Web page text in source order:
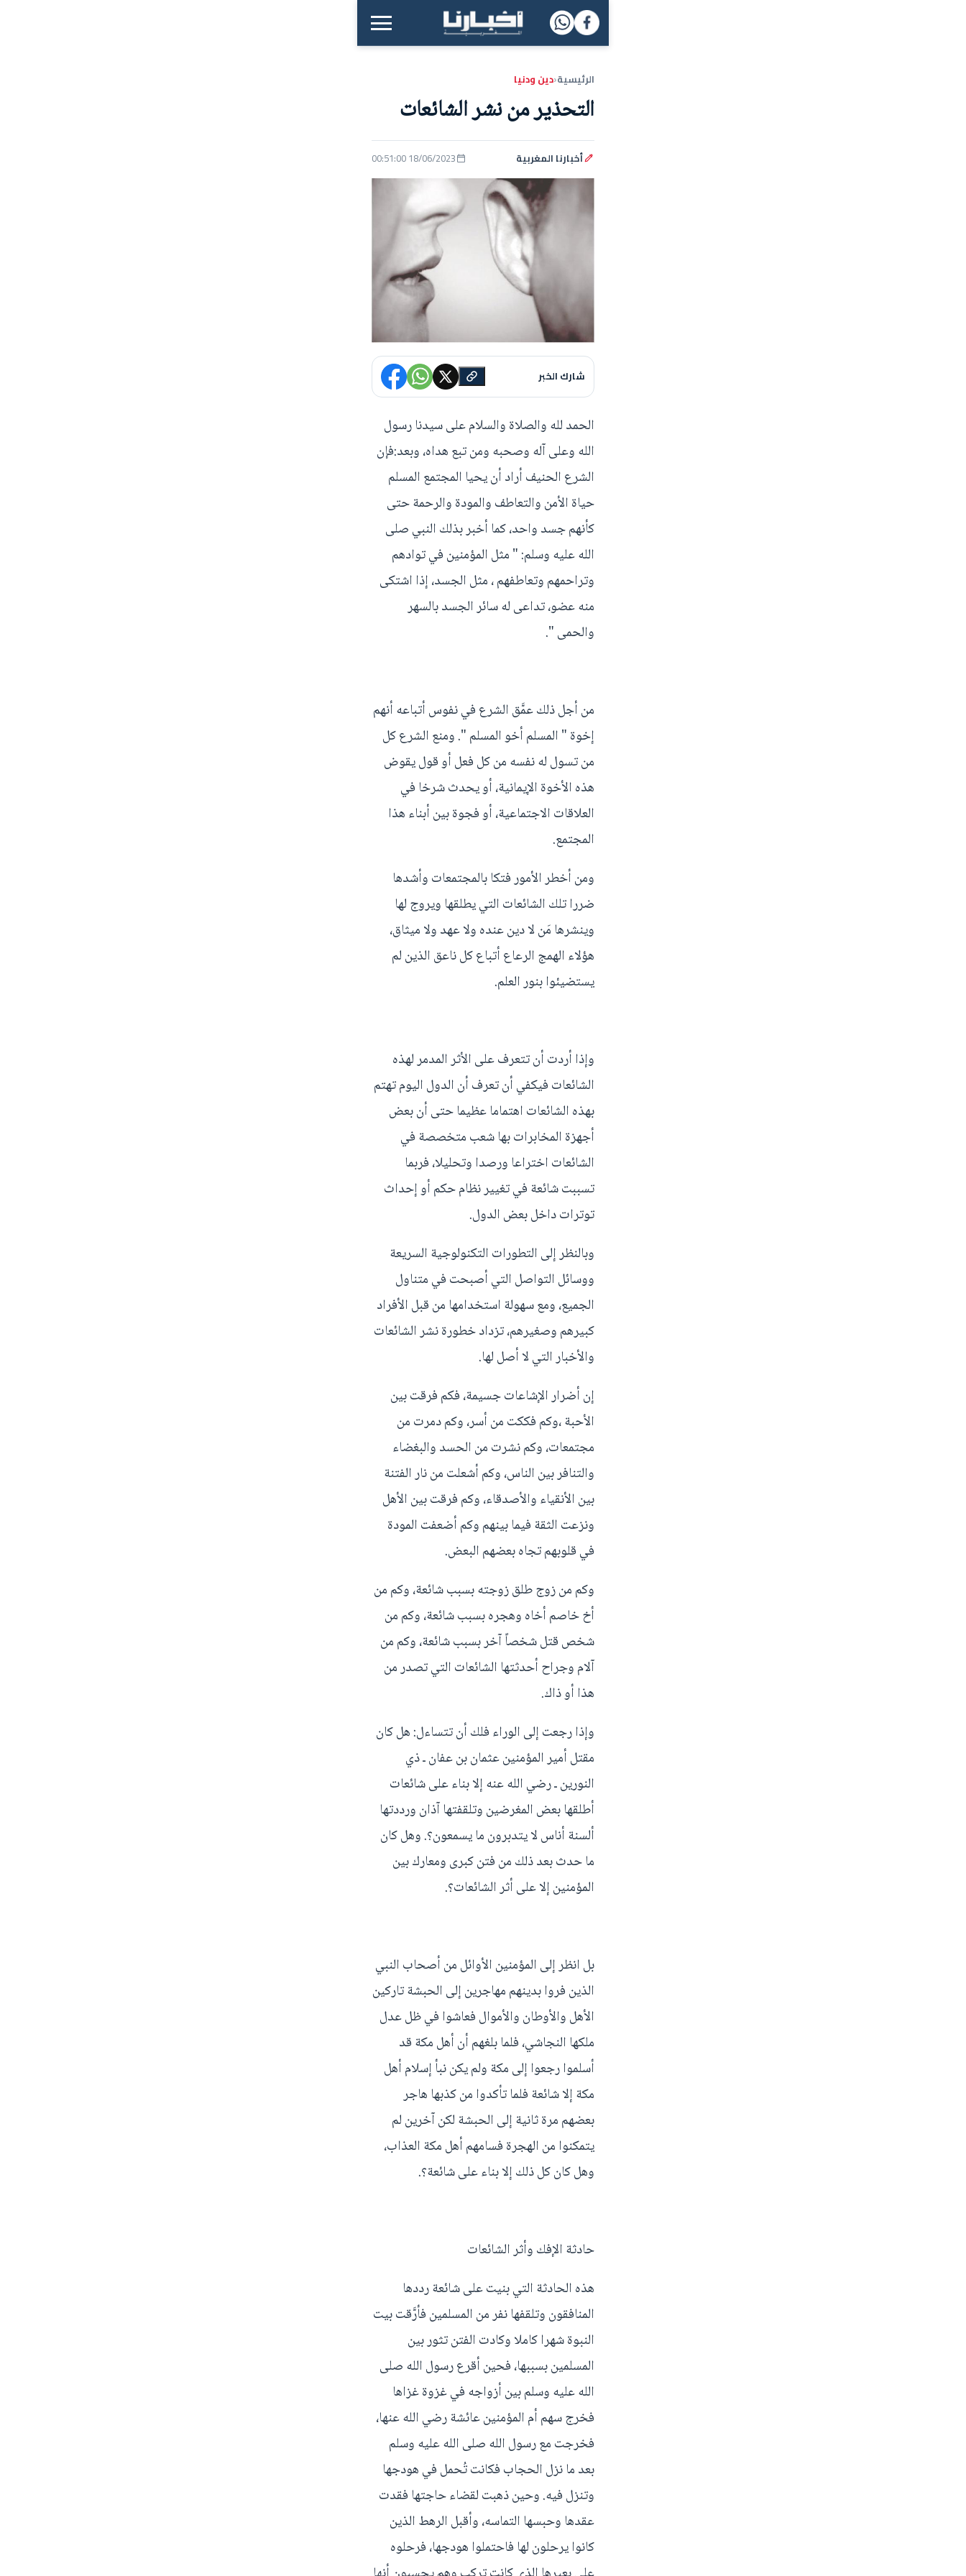
القائمة الرئيسية
الرئيسية‹دين ودنيا
التحذير من نشر الشائعات
أخبارنا المغربية 18/06/2023 00:51:00
شارك الخبر
الحمد لله والصلاة والسلام على سيدنا رسول
الله وعلى آله وصحبه ومن تبع هداه، وبعد:فإن
الشرع الحنيف أراد أن يحيا المجتمع المسلم
حياة الأمن والتعاطف والمودة والرحمة حتى
كأنهم جسد واحد، كما أخبر بذلك النبي صلى
الله عليه وسلم: " مثل المؤمنين في توادهم
وتراحمهم وتعاطفهم ، مثل الجسد، إذا اشتكى
منه عضو، تداعى له سائر الجسد بالسهر
والحمى ".
من أجل ذلك عمَّق الشرع في نفوس أتباعه أنهم
إخوة " المسلم أخو المسلم ". ومنع الشرع كل
من تسول له نفسه من كل فعل أو قول يقوض
هذه الأخوة الإيمانية، أو يحدث شرخا في
العلاقات الاجتماعية، أو فجوة بين أبناء هذا
المجتمع.
ومن أخطر الأمور فتكا بالمجتمعات وأشدها
ضررا تلك الشائعات التي يطلقها ويروج لها
وينشرها مَن لا دين عنده ولا عهد ولا ميثاق،
هؤلاء الهمج الرعاع أتباع كل ناعق الذين لم
يستضيئوا بنور العلم.
وإذا أردت أن تتعرف على الأثر المدمر لهذه
الشائعات فيكفي أن تعرف أن الدول اليوم تهتم
بهذه الشائعات اهتماما عظيما حتى أن بعض
أجهزة المخابرات بها شعب متخصصة في
الشائعات اختراعا ورصدا وتحليلا، فربما
تسببت شائعة في تغيير نظام حكم أو إحداث
توترات داخل بعض الدول.
وبالنظر إلى التطورات التكنولوجية السريعة
ووسائل التواصل التي أصبحت في متناول
الجميع، ومع سهولة استخدامها من قبل الأفراد
كبيرهم وصغيرهم، تزداد خطورة نشر الشائعات
والأخبار التي لا أصل لها.
إن أضرار الإشاعات جسيمة، فكم فرقت بين
الأحبة ،وكم فككت من أسر، وكم دمرت من
مجتمعات، وكم نشرت من الحسد والبغضاء
والتنافر بين الناس، وكم أشعلت من نار الفتنة
بين الأنقياء والأصدقاء، وكم فرقت بين الأهل
ونزعت الثقة فيما بينهم وكم أضعفت المودة
في قلوبهم تجاه بعضهم البعض.
وكم من زوج طلق زوجته بسبب شائعة، وكم من
أخ خاصم أخاه وهجره بسبب شائعة، وكم من
شخص قتل شخصاً آخر بسبب شائعة، وكم من
آلام وجراح أحدثتها الشائعات التي تصدر من
هذا أو ذاك.
وإذا رجعت إلى الوراء فلك أن تتساءل: هل كان
مقتل أمير المؤمنين عثمان بن عفان ـ ذي
النورين ـ رضي الله عنه إلا بناء على شائعات
أطلقها بعض المغرضين وتلقفتها آذان ورددتها
ألسنة أناس لا يتدبرون ما يسمعون؟. وهل كان
ما حدث بعد ذلك من فتن كبرى ومعارك بين
المؤمنين إلا على أثر الشائعات؟.
بل انظر إلى المؤمنين الأوائل من أصحاب النبي
الذين فروا بدينهم مهاجرين إلى الحبشة تاركين
الأهل والأوطان والأموال فعاشوا في ظل عدل
ملكها النجاشي، فلما بلغهم أن أهل مكة قد
أسلموا رجعوا إلى مكة ولم يكن نبأ إسلام أهل
مكة إلا شائعة فلما تأكدوا من كذبها هاجر
بعضهم مرة ثانية إلى الحبشة لكن آخرين لم
يتمكنوا من الهجرة فسامهم أهل مكة العذاب،
وهل كان كل ذلك إلا بناء على شائعة؟.
حادثة الإفك وأثر الشائعات
هذه الحادثة التي بنيت على شائعة رددها
المنافقون وتلقفها نفر من المسلمين فأرَّقت بيت
النبوة شهرا كاملا وكادت الفتن تثور بين
المسلمين بسببها، فحين أقرع رسول الله صلى
الله عليه وسلم بين أزواجه في غزوة غزاها
فخرج سهم أم المؤمنين عائشة رضي الله عنها،
فخرجت مع رسول الله صلى الله عليه وسلم
بعد ما نزل الحجاب فكانت تُحمل في هودجها
وتنزل فيه. وحين ذهبت لقضاء حاجتها فقدت
عقدها وحبسها التماسه، وأقبل الرهط الذين
كانوا يرحلون لها فاحتملوا هودجها، فرحلوه